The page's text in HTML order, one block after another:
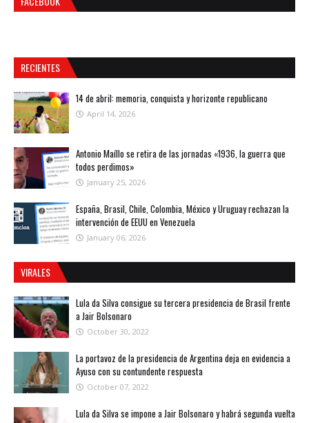
RECIENTES
14 de abril: memoria, conquista y horizonte republicano
April 14, 2026
Antonio Maíllo se retira de las jornadas «1936, la guerra que
todos perdimos»
January 25, 2026
España, Brasil, Chile, Colombia, México y Uruguay rechazan la
intervención de EEUU en Venezuela
January 06, 2026
VIRALES
Lula da Silva consigue su tercera presidencia de Brasil frente
a Jair Bolsonaro
October 30, 2022
La portavoz de la presidencia de Argentina deja en evidencia a
Ayuso con su contundente respuesta
October 07, 2022
Lula da Silva se impone a Jair Bolsonaro y habrá segunda vuelta